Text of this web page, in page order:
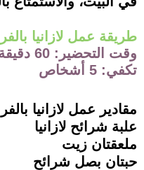
طريقة عمل لازانيا
وقت التحضير: 60 دقيقة
تكفي: 5 أشخاص
مقادير عمل لازانيا
علبة شرائح لازانيا
ملعقتان زيت
حبتان بصل شرائح